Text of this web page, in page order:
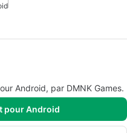
Android, par DMNK Games.
pour Android